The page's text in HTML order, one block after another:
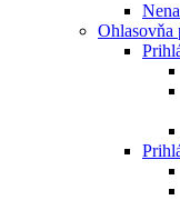
Ohlasovňa